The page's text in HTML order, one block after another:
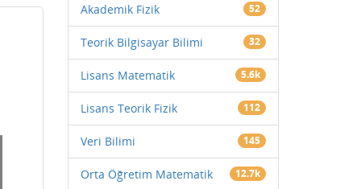
Akademik Fizik 52
Teorik Bilgisayar Bilimi 32
Lisans Matematik 5.6k
Lisans Teorik Fizik 112
Veri Bilimi 145
Orta Öğretim Matematik 12.7k